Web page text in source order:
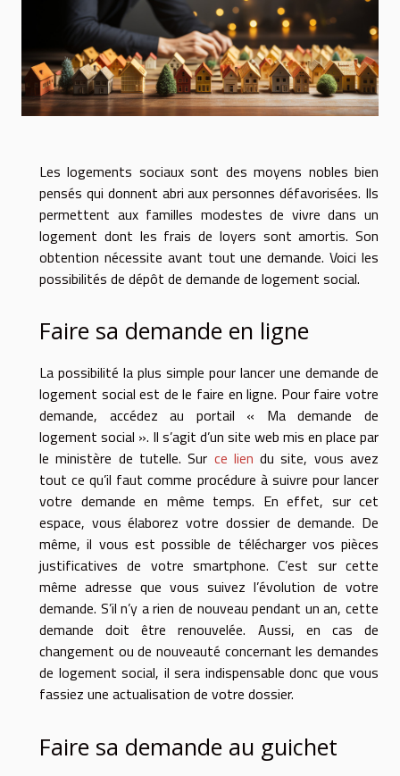
Les logements sociaux sont des moyens nobles bien
pensés qui donnent abri aux personnes défavorisées. Ils
permettent aux familles modestes de vivre dans un
logement dont les frais de loyers sont amortis. Son
obtention nécessite avant tout une demande. Voici les
possibilités de dépôt de demande de logement social.
Faire sa demande en ligne
La possibilité la plus simple pour lancer une demande de
logement social est de le faire en ligne. Pour faire votre
demande, accédez au portail « Ma demande de
logement social ». Il s’agit d’un site web mis en place par
le ministère de tutelle. Sur ce lien du site, vous avez
tout ce qu’il faut comme procédure à suivre pour lancer
votre demande en même temps. En effet, sur cet
espace, vous élaborez votre dossier de demande. De
même, il vous est possible de télécharger vos pièces
justificatives de votre smartphone. C’est sur cette
même adresse que vous suivez l’évolution de votre
demande. S’il n’y a rien de nouveau pendant un an, cette
demande doit être renouvelée. Aussi, en cas de
changement ou de nouveauté concernant les demandes
de logement social, il sera indispensable donc que vous
fassiez une actualisation de votre dossier.
Faire sa demande au guichet